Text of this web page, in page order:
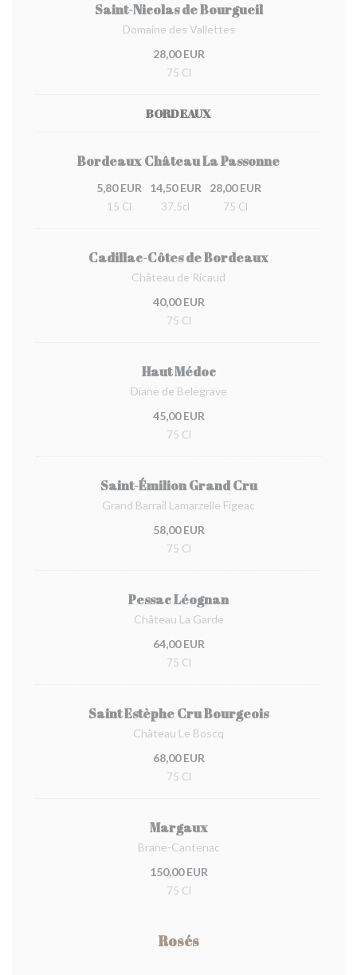
Saint-Nicolas de Bourgueil
Domaine des Vallettes
28,00 EUR
75 Cl
BORDEAUX
Bordeaux Château La Passonne
5,80 EUR
15 Cl
14,50 EUR
37,5cl
28,00 EUR
75 Cl
Cadillac-Côtes de Bordeaux
Château de Ricaud
40,00 EUR
75 Cl
Haut Médoc
Diane de Belegrave
45,00 EUR
75 Cl
Saint-Émilion Grand Cru
Grand Barrail Lamarzelle Figeac
58,00 EUR
75 Cl
Pessac Léognan
Château La Garde
64,00 EUR
75 Cl
Saint Estèphe Cru Bourgeois
Château Le Boscq
68,00 EUR
75 Cl
Margaux
Brane-Cantenac
150,00 EUR
75 Cl
Rosés